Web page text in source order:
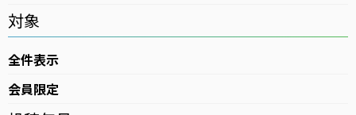
対象
全件表示
会員限定